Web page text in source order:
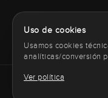
Copyright © 2012 -
Uso de cookies
Usamos cookies
analíticas/conversión
Ver política